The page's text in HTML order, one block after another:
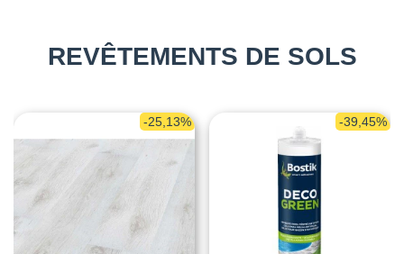
REVÊTEMENTS DE SOLS
-25,13% -39,45%